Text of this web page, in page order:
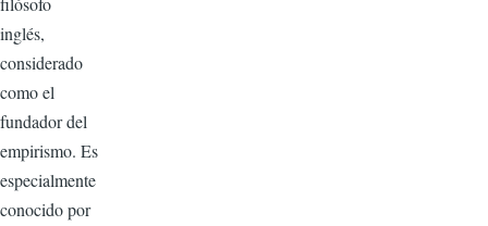
inglés,
considerado
como el
fundador del
empirismo. Es
especialmente
conocido por